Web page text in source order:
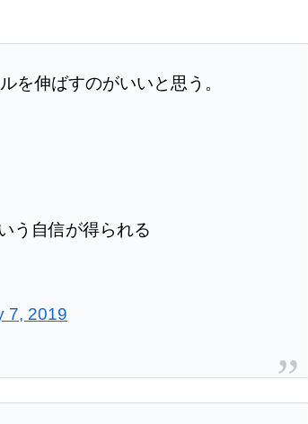
を伸ばすのがいいと思う。
う自信が得られる
7, 2019